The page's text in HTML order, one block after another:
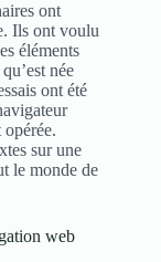
ont
Ils ont voulu
éléments
née
ont été
sur une
le monde de
web